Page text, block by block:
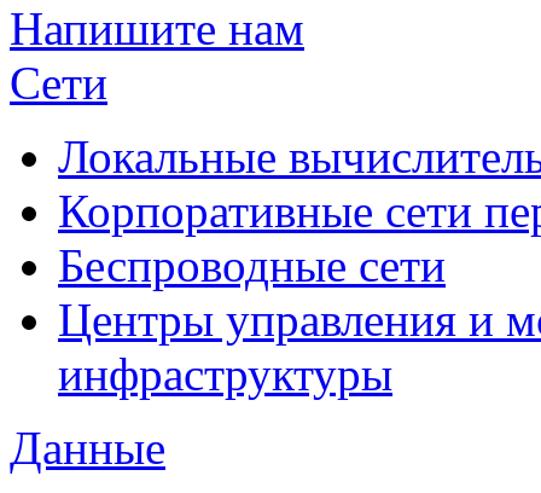
Напишите нам
Сети
Локальные
Корпоративные сети
Беспроводные сети
Центры управления и
инфраструктуры
Данные